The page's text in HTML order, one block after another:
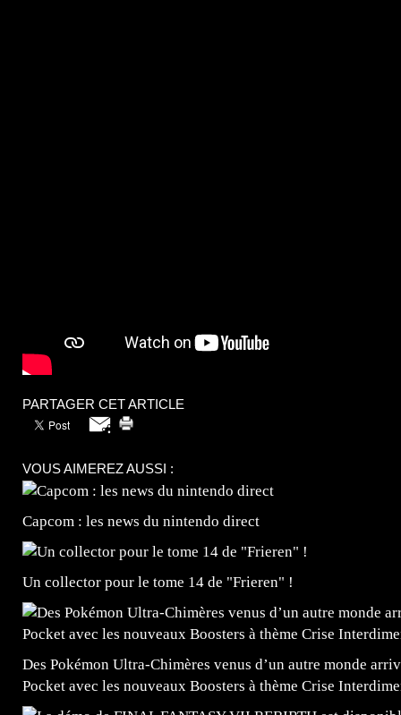
PARTAGER CET ARTICLE
VOUS AIMEREZ AUSSI :
Capcom : les news du nintendo direct
Un collector pour le tome 14 de "Frieren" !
Des Pokémon Ultra-Chimères venus d’un autre monde
Pocket avec les nouveaux Boosters à thème Crise